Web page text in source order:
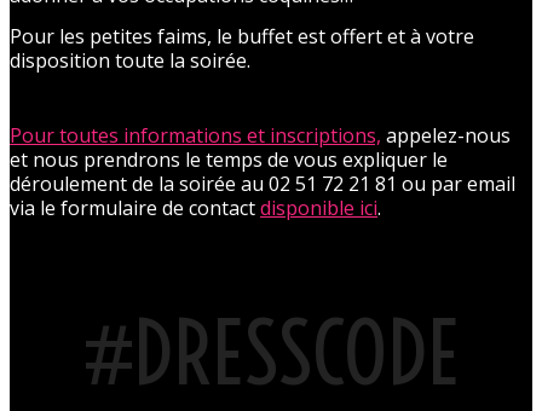
Pour les petites faims, le buffet est offert et à votre
disposition toute la soirée.
Pour toutes informations et inscriptions, appelez-nous
et nous prendrons le temps de vous expliquer le
déroulement de la soirée au 02 51 72 21 81 ou par email
via le formulaire de contactdisponible ici.
#DRESSCODE